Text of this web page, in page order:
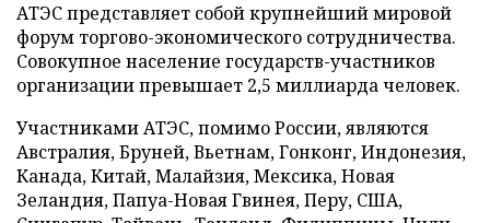
АТЭС представляет собой крупнейший мировой
форум торгово-экономического сотрудничества.
Совокупное население государств-участников
организации превышает 2,5 миллиарда человек.
Участниками АТЭС, помимо России, являются
Австралия, Бруней, Вьетнам, Гонконг, Индонезия,
Канада, Китай, Малайзия, Мексика, Новая
Зеландия, Папуа-Новая Гвинея, Перу, США,